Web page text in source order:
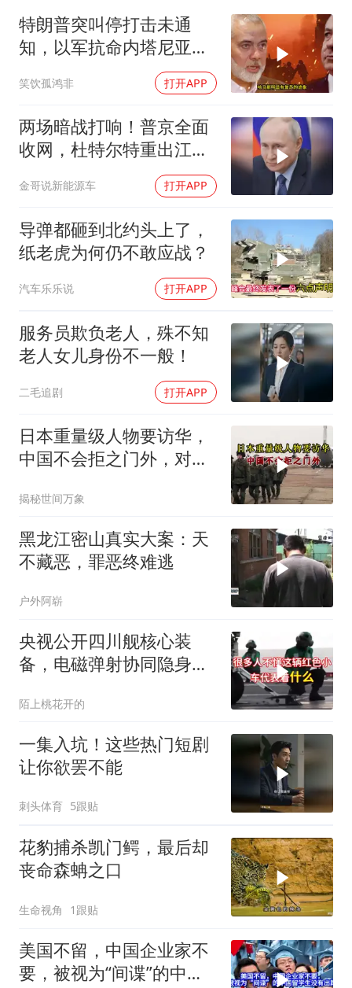
村民谈“梅姨”：叫的其实是“媒姨”
感觉全东北都在等7号
东方甄选被判赔偿江小白30万元
奋进开新局 实干挑大梁
特朗普突叫停打击未通
知，以军抗命内塔尼亚胡
笑饮孤鸿非 打开APP
两场暗战打响！普京全面
收网，杜特尔特重出江
湖，美国这两处战略支
点，哪个先崩？
金哥说新能源车 打开APP
导弹都砸到北约头上了，
纸老虎为何仍不敢应战？
汽车乐乐说 打开APP
服务员欺负老人，殊不知
老人女儿身份不一般！
二毛追剧 打开APP
日本重量级人物要访华，
中国不会拒之门外，对日
揭秘世间万象
黑龙江密山真实大案：天
不藏恶，罪恶终难逃
户外阿崭
央视公开四川舰核心装
备，电磁弹射协同隐身无
陌上桃花开的
一集入坑！这些热门短剧
让你欲罢不能
刺头体育 5跟贴
花豹捕杀凯门鳄，最后却
丧命森蚺之口
生命视角 1跟贴
美国不留，中国企业家不
要，被视为“间谍”的中国